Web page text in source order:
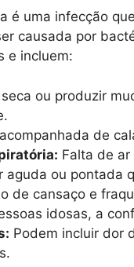
é uma infecção
causada por
e incluem:
ou produzir
de
Falta de
aguda ou pontada
de cansaço e
idosas, a
Podem incluir dor